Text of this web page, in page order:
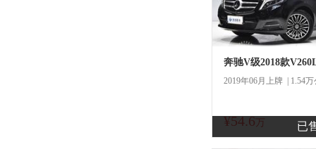
已
奔驰V级2018款
2019年06月上牌 | 1.54
¥54.6 万 商